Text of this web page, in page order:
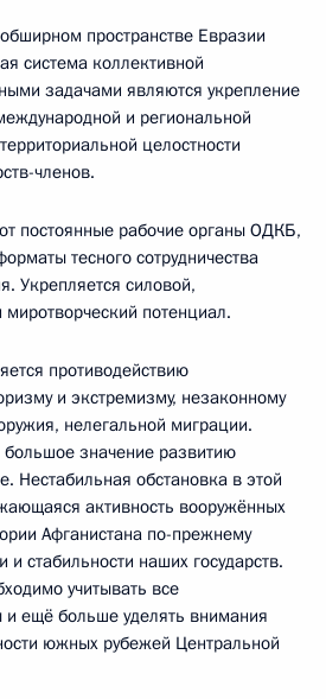
пространстве Евразии
система коллективной
задачами являются укрепление
и региональной
целостности
членов.
постоянные рабочие органы ОДКБ,
тесного сотрудничества
Укрепляется силовой,
потенциал.
противодействию
и экстремизму, незаконному
нелегальной миграции.
значение развитию
Нестабильная обстановка в этой
активность вооружённых
Афганистана по-прежнему
и стабильности наших государств.
учитывать все
и ещё больше уделять внимания
южных рубежей Центральной